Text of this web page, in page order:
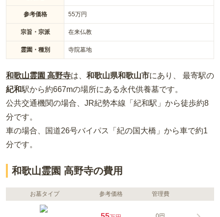
参考価格 55万円
宗旨・宗派 在来仏教
霊園・種別 寺院墓地
和歌山霊園 高野寺は、 和歌山県和歌山市にあり、 最寄駅の
紀和駅から約667mの場所にある永代供養墓です。
公共交通機関の場合 、JR紀勢本線「紀和駅」から徒歩約8
分です。
車の場合 、国道26号バイパス「紀の国大橋」から車で約1
分です。
和歌山霊園 高野寺の費用
お墓タイプ 参考価格 管理費